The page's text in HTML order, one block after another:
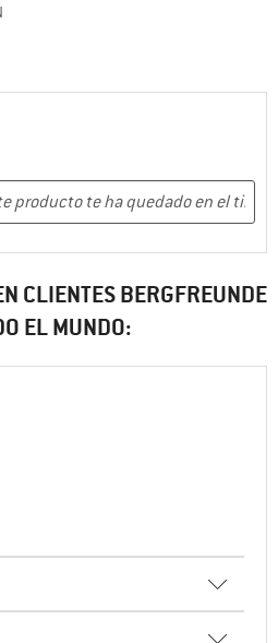
CLIENTES BERGFREUNDE
EL MUNDO: